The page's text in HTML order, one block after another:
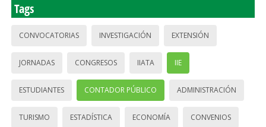
Tags
CONVOCATORIAS INVESTIGACIÓN EXTENSIÓN
JORNADAS CONGRESOS IIATA IIE
ESTUDIANTES CONTADOR PÚBLICO ADMINISTRACIÓN
TURISMO ESTADÍSTICA ECONOMÍA CONVENIOS